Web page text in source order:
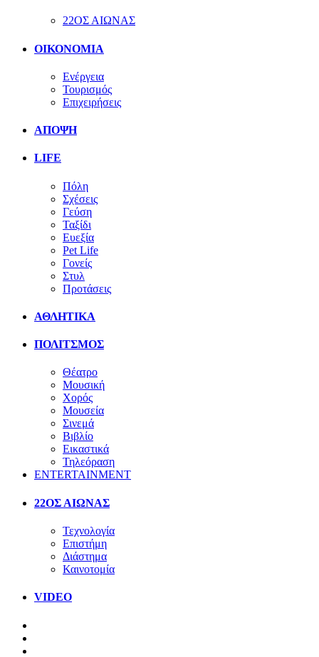
22ΟΣ ΑΙΩΝΑΣ
ΟΙΚΟΝΟΜΙΑ
Ενέργεια
Τουρισμός
Επιχειρήσεις
ΑΠΟΨΗ
LIFE
Πόλη
Σχέσεις
Γεύση
Ταξίδι
Ευεξία
Pet Life
Γονείς
Στυλ
Προτάσεις
ΑΘΛΗΤΙΚΑ
ΠΟΛΙΤΣΜΟΣ
Θέατρο
Μουσική
Χορός
Μουσεία
Σινεμά
Βιβλίο
Εικαστικά
Τηλεόραση
ENTERTAINMENT
22ΟΣ ΑΙΩΝΑΣ
Τεχνολογία
Επιστήμη
Διάστημα
Καινοτομία
VIDEO